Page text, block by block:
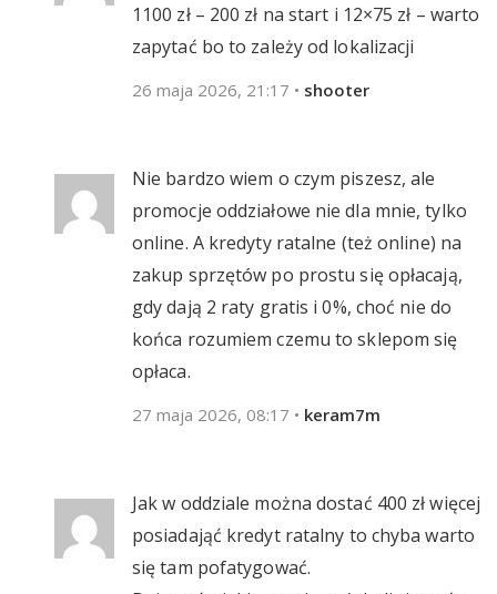
1100 zł – 200 zł na start i 12×75 zł – warto
zapytać bo to zależy od lokalizacji
26 maja 2026, 21:17 • shooter
Nie bardzo wiem o czym piszesz, ale
promocje oddziałowe nie dla mnie, tylko
online. A kredyty ratalne (też online) na
zakup sprzętów po prostu się opłacają,
gdy dają 2 raty gratis i 0%, choć nie do
końca rozumiem czemu to sklepom się
opłaca.
27 maja 2026, 08:17 • keram7m
Jak w oddziale można dostać 400 zł więcej
posiadająć kredyt ratalny to chyba warto
się tam pofatygować.